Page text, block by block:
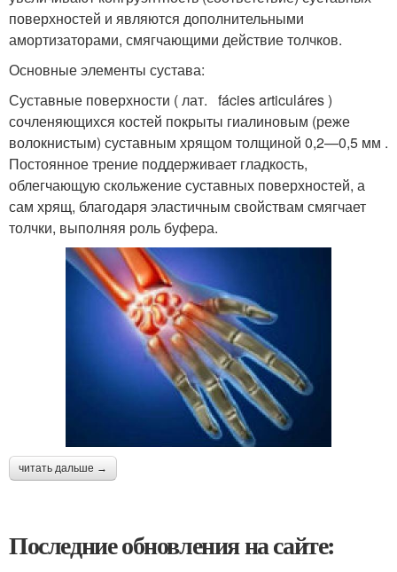
поверхностей и являются дополнительными
амортизаторами, смягчающими действие толчков.
Основные элементы сустава:
Суставные поверхности ( лат. fácies articuláres )
сочленяющихся костей покрыты гиалиновым (реже
волокнистым) суставным хрящом толщиной 0,2—0,5 мм .
Постоянное трение поддерживает гладкость,
облегчающую скольжение суставных поверхностей, а
сам хрящ, благодаря эластичным свойствам смягчает
толчки, выполняя роль буфера.
читать дальше →
Последние обновления на сайте: